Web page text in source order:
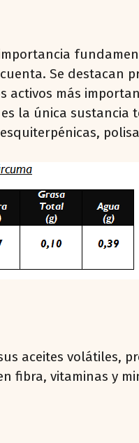
Se destacan
activos más
la única sustancia
aceites volátiles,
fibra, vitaminas y